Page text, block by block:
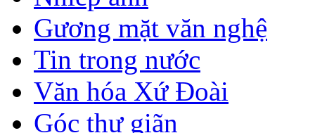
Gương mặt văn nghệ
Tin trong nước
Văn hóa Xứ Đoài
Góc thư giãn